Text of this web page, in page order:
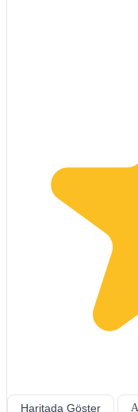
Haritada Göster